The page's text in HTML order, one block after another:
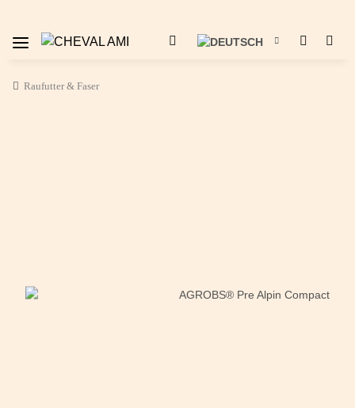
Raufutter & Faser